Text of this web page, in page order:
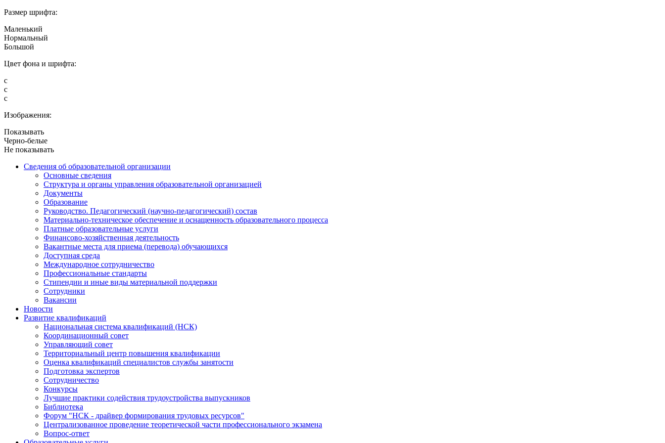
Размер шрифта:
Маленький
Нормальный
Большой
Цвет фона и шрифта:
с
с
с
Изображения:
Показывать
Черно-белые
Не показывать
Сведения об образовательной организации
Основные сведения
Структура и органы управления образовательной организацией
Документы
Образование
Руководство. Педагогический (научно-педагогический) состав
Материально-техническое обеспечение и оснащенность образовательного процесса
Платные образовательные услуги
Финансово-хозяйственная деятельность
Вакантные места для приема (перевода) обучающихся
Доступная среда
Международное сотрудничество
Профессиональные стандарты
Стипендии и иные виды материальной поддержки
Сотрудники
Вакансии
Новости
Развитие квалификаций
Национальная система квалификаций (НСК)
Координационный совет
Управляющий совет
Территориальный центр повышения квалификации
Оценка квалификаций специалистов службы занятости
Подготовка экспертов
Сотрудничество
Конкурсы
Лучшие практики содействия трудоустройства выпускников
Библиотека
Форум "НСК - драйвер формирования трудовых ресурсов"
Централизованное проведение теоретической части профессионального экзамена
Вопрос-ответ